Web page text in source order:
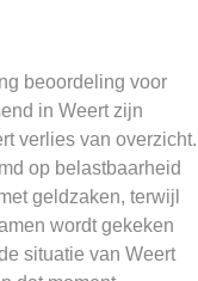
beoordeling voor
in Weert zijn
verlies van overzicht.
op belastbaarheid
geldzaken, terwijl
wordt gekeken
situatie van Weert